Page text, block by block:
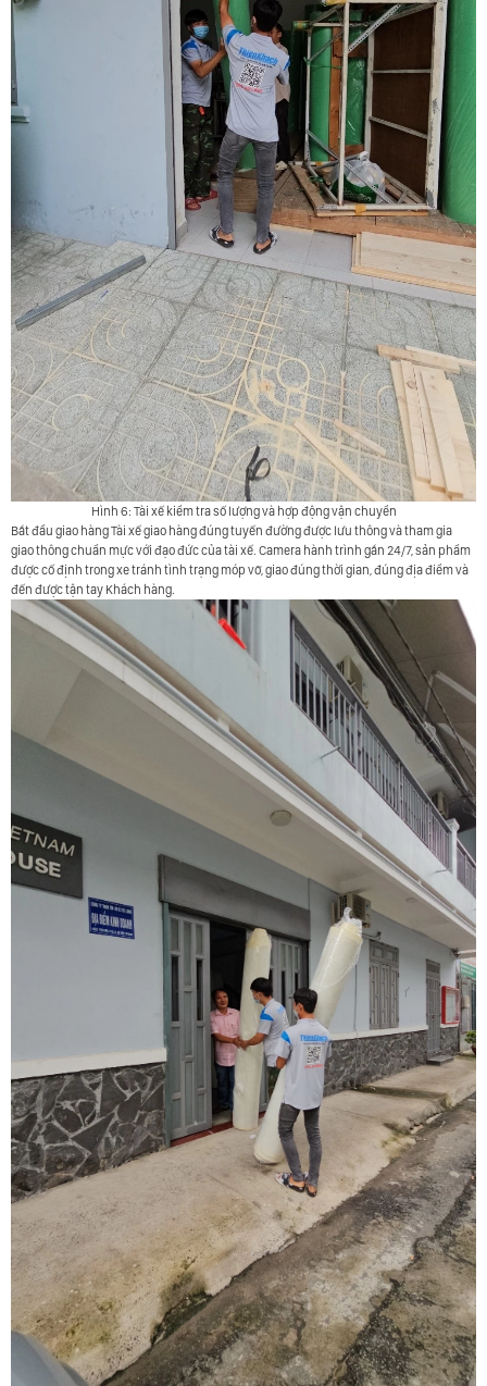
DRIVER
PARTNER
BUSINESS
PARTNER
NEWS
CONTACT
Hình 6: Tài xế kiểm tra số lượng và hợp động vận chuyển
Bắt đầu giao hàng Tài xế giao hàng đúng tuyến đường được lưu thông và tham gia
giao thông chuẩn mực với đạo đức của tài xế. Camera hành trình gắn 24/7, sản phẩm
được cố định trong xe tránh tình trạng móp vỡ, giao đúng thời gian, đúng địa điểm và
đến được tận tay Khách hàng.